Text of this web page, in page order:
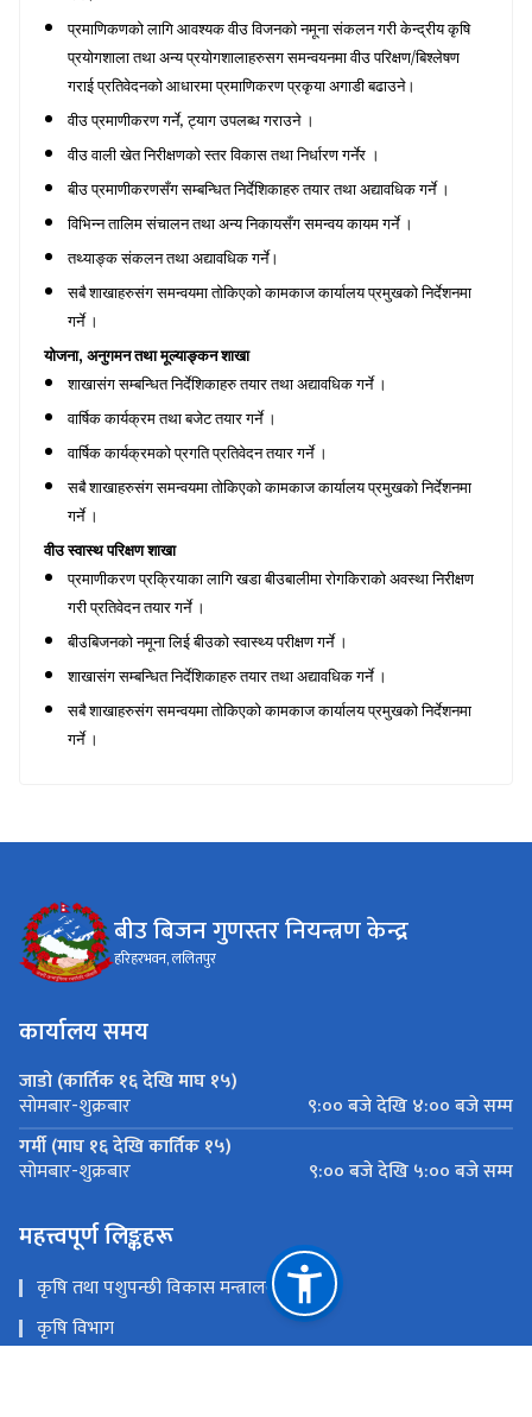
प्रमाणिकणको लागि आवश्यक वीउ विजनको नमूना संकलन गरी केन्द्रीय कृषि
प्रयोगशाला तथा अन्य प्रयोगशालाहरुसग समन्वयनमा वीउ परिक्षण/बिश्लेषण
गराई प्रतिवेदनको आधारमा प्रमाणिकरण प्रकृया अगाडी बढाउने।
वीउ प्रमाणीकरण गर्ने,ट्याग उपलब्ध गराउने ।
वीउ वाली खेत निरीक्षणको स्तर विकास तथा निर्धारण गर्नेर ।
बीउ प्रमाणीकरणसँग सम्बन्धित निर्देशिकाहरु तयार तथा अद्यावधिक गर्ने ।
विभिन्न तालिम संचालन तथा अन्य निकायसँग समन्वय कायम गर्ने ।
तथ्याङ्क संकलन तथा अद्यावधिक गर्ने।
सबै शाखाहरुसंग समन्वयमा तोकिएको कामकाज कार्यालय प्रमुखको निर्देशनमा
गर्ने ।
योजना, अनुगमन तथा मूल्याङ्कन शाखा
शाखासंग सम्बन्धित निर्देशिकाहरु तयारतथा अद्यावधिक गर्ने ।
वार्षिक कार्यक्रम तथा बजेट तयार गर्ने ।
वार्षिक कार्यक्रमको प्रगति प्रतिवेदन तयार गर्ने ।
सबै शाखाहरुसंग समन्वयमा तोकिएको कामकाज कार्यालय प्रमुखको निर्देशनमा
गर्ने ।
वीउ स्वास्थ परिक्षण शाखा
प्रमाणीकरण प्रक्रियाका लागि खडा बीउबालीमा रोगकिराको अवस्था निरीक्षण
गरी प्रतिवेदन तयार गर्ने ।
बीउबिजनको नमूना लिई बीउको स्वास्थ्य परीक्षण गर्ने ।
शाखासंग सम्बन्धित निर्देशिकाहरु तयार तथा अद्यावधिक गर्ने ।
सबै शाखाहरुसंग समन्वयमा तोकिएको कामकाज कार्यालय प्रमुखको निर्देशनमा
गर्ने ।
बीउ बिजन गुणस्तर नियन्त्रण केन्द्र
हरिहरभवन, ललितपुर
कार्यालय समय
जाडो (कार्तिक १६ देखि माघ १५)
सोमबार-शुक्रबार
९:०० बजे देखि ४:०० बजे सम्म
गर्मी (माघ १६ देखि कार्तिक १५)
सोमबार-शुक्रबार ९:०० बजे देखि ५:०० बजे सम्म
महत्त्वपूर्ण लिङ्कहरू
कृषि तथा पशुपन्छी विकास मन्त्रालय
कृषि विभाग